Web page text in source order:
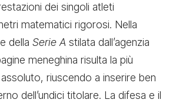
dei singoli atleti
matematici rigorosi. Nella
della Serie A stilata dall’agenzia
meneghina risulta la più
riuscendo a inserire ben
dell’undici titolare. La difesa e il